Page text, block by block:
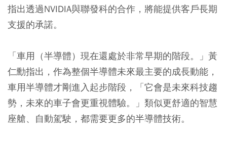
指出透過NVIDIA與聯發科的合作，將能提供客戶長期
支援的承諾。
「車用（半導體）現在還處於非常早期的階段。」黃
仁勳指出，作為整個半導體未來最主要的成長動能，
車用半導體才剛進入起步階段，「它會是未來科技趨
勢，未來的車子會更重視體驗。」類似更舒適的智慧
座艙、自動駕駛，都需要更多的半導體技術。